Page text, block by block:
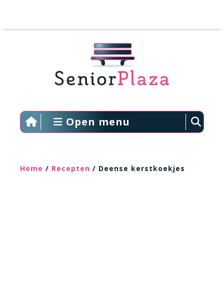
Open menu
Home / Recepten / Deense kerstkoekjes